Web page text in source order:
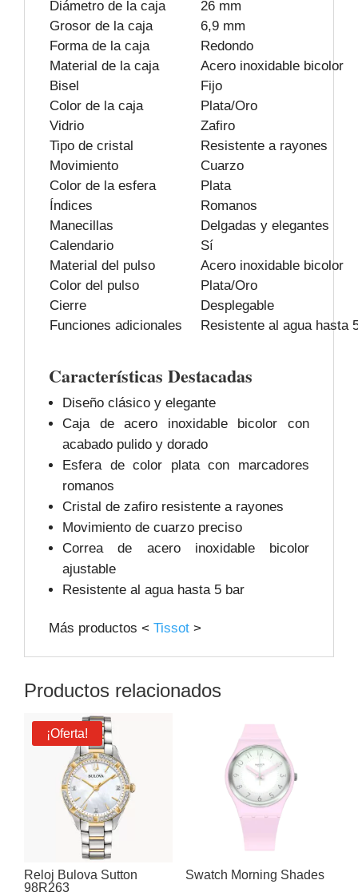
Diámetro de la caja
26 mm
Grosor de la caja
6,9 mm
Forma de la caja
Redondo
Material de la caja
Acero inoxidable bicolor
Bisel
Fijo
Color de la caja
Plata/Oro
Vidrio
Zafiro
Tipo de cristal
Resistente a rayones
Movimiento
Cuarzo
Color de la esfera
Plata
Índices
Romanos
Manecillas
Delgadas y elegantes
Calendario
Sí
Material del pulso
Acero inoxidable bicolor
Color del pulso
Plata/Oro
Cierre
Desplegable
Funciones adicionales
Resistente al agua hasta
Características Destacadas
Diseño clásico y elegante
Caja de acero inoxidable bicolor con
acabado pulido y dorado
Esfera de color plata con marcadores
romanos
Cristal de zafiro resistente a rayones
Movimiento de cuarzo preciso
Correa de acero inoxidable bicolor
ajustable
Resistente al agua hasta 5 bar
Más productos < Tissot >
Productos relacionados
¡Oferta!
Reloj Bulova Sutton
98R263
Swatch Morning Shades